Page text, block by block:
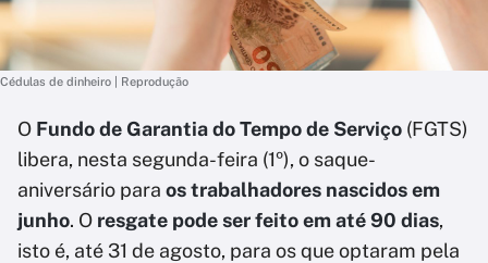
Cédulas de dinheiro | Reprodução
O Fundo de Garantia do Tempo de Serviço (FGTS)
libera, nesta segunda-feira (1º), o saque-
aniversário para os trabalhadores nascidos em
junho. O resgate pode ser feito em até 90 dias,
isto é, até 31 de agosto, para os que optaram pela